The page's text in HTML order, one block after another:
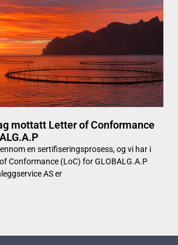
mottatt Letter of Conformance
en sertifiseringsprosess, og vi har i
Conformance (LoC) for GLOBALG.A.P
AS er